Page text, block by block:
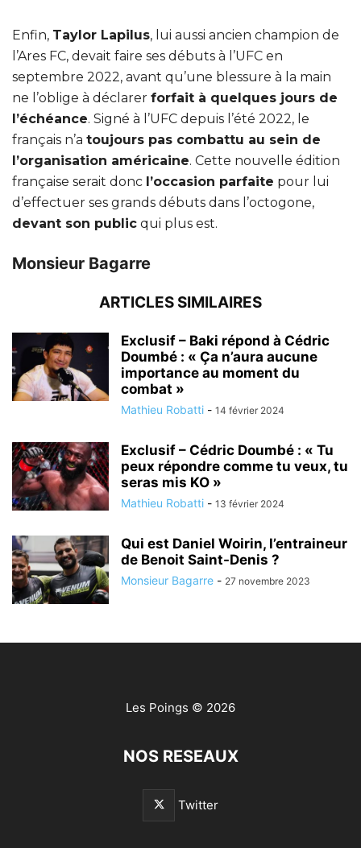
Enfin, Taylor Lapilus, lui aussi ancien champion de
l’Ares FC, devait faire ses débuts à l’UFC en
septembre 2022, avant qu’une blessure à la main
ne l’oblige à déclarer forfait à quelques jours de
l’échéance. Signé à l’UFC depuis l’été 2022, le
français n’a toujours pas combattu au sein de
l’organisation américaine. Cette nouvelle édition
française serait donc l’occasion parfaite pour lui
d’effectuer ses grands débuts dans l’octogone,
devant son public qui plus est.
Monsieur Bagarre
ARTICLES SIMILAIRES
Exclusif – Baki répond à Cédric
Doumbé : « Ça n’aura aucune
importance au moment du
combat »
Mathieu Robatti - 14 février 2024
Exclusif – Cédric Doumbé : « Tu
peux répondre comme tu veux, tu
seras mis KO »
Mathieu Robatti - 13 février 2024
Qui est Daniel Woirin, l’entraineur
de Benoit Saint-Denis ?
Monsieur Bagarre - 27 novembre 2023
Les Poings © 2026
NOS RESEAUX
Twitter